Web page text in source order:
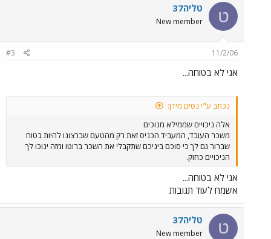
ט טליה37
New member
11/2/06
#3
אני לא בטוחה...
נכתב ע"י נסים מידן:
אלה ניכויים שממילא מנוכים
משכר העובד, המעביד הכניס זאת רק מהטעם שברצונו להיות בטוח
שברור גם לך כי סוכם ביניכם שתקבלי את השכר ברוטו ומזה ינוכו לך
הניכויים כחוק.
אני לא בטוחה...
אשמח לעוד תגובות
ט טליה37
New member